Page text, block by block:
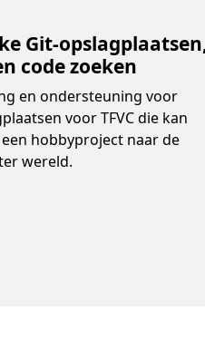
Git-
code zoeken
en ondersteuning voor
voor TFVC die kan
hobbyproject naar de
wereld.